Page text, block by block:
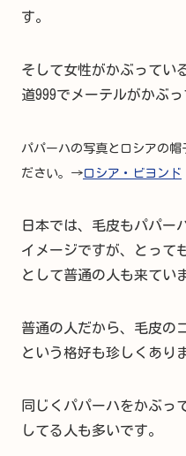
す。
そして女性がかぶって
道999でメーテルがかぶっ
パパーハの写真とロシアの
ださい。→ロシア・ビヨンド
日本では、毛皮もパパー
イメージですが、とって
として普通の人も来てい
普通の人だから、毛皮の
という格好も珍しくあり
同じくパパーハをかぶっ
してる人も多いです。